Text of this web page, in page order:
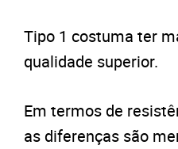
Tipo 1 costuma ter
qualidade superior.
Em termos de
as diferenças são